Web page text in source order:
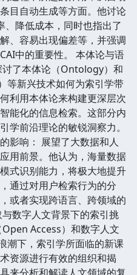
目自动生成等方面。他讨论
、降低成本，同时也指出了
、容易出现偏差等，并强调
中的重要性。 本体论与语
讨了本体论（Ontology）和
等新兴技术如何为索引学带
利用本体论来构建更深层次
能化的信息检索。这部分内
学前沿理论的敏锐洞察力。
影响： 展望了大数据和人
用前景。他认为，海量数据
式识别能力，将极大地提升
通过对用户检索行为的分
或者实现跨语言、跨领域的
数字人文背景下的索引挑
Access）和数字人文
潮下，索引学所面临的新课
资源进行有效的组织和揭